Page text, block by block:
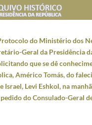
República
1906/2008-05-09
do Ministério dos
Geral da Presidência
que se dê
Américo Tomás, do
Levi Eshkol, na
do Consulado-Geral